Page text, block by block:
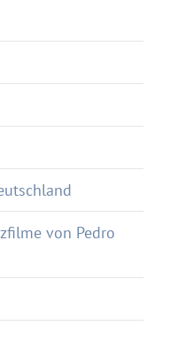
von Pedro